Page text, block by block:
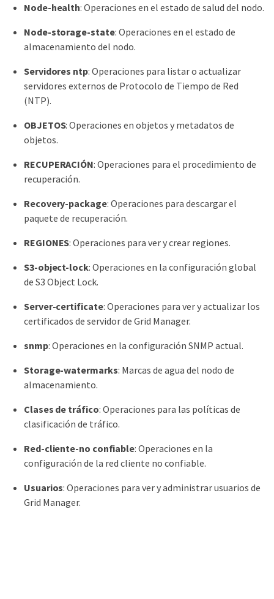
Node-health: Operaciones en el estado de salud del nodo.
Node-storage-state: Operaciones en el estado de
almacenamiento del nodo.
Servidores ntp: Operaciones para listar o actualizar
servidores externos de Protocolo de Tiempo de Red
(NTP).
OBJETOS: Operaciones en objetos y metadatos de
objetos.
RECUPERACIÓN: Operaciones para el procedimiento de
recuperación.
Recovery-package: Operaciones para descargar el
paquete de recuperación.
REGIONES: Operaciones para ver y crear regiones.
S3-object-lock: Operaciones en la configuración global
de S3 Object Lock.
Server-certificate: Operaciones para ver y actualizar los
certificados de servidor de Grid Manager.
snmp: Operaciones en la configuración SNMP actual.
Storage-watermarks: Marcas de agua del nodo de
almacenamiento.
Clases de tráfico: Operaciones para las políticas de
clasificación de tráfico.
Red-cliente-no confiable: Operaciones en la
configuración de la red cliente no confiable.
Usuarios: Operaciones para ver y administrar usuarios de
Grid Manager.